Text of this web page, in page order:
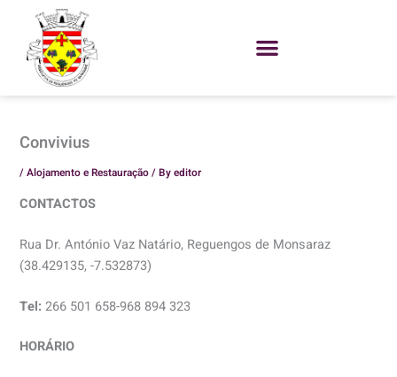
content
Convivius
/Alojamento e Restauração/ Byeditor
CONTACTOS
​Rua Dr. António Vaz Natário, Reguengos de Monsaraz
(38.429135, -7.532873​)
Tel: 266 501 658-968 894 323
HORÁRIO